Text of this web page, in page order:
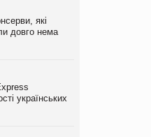
які
довго нема
українських